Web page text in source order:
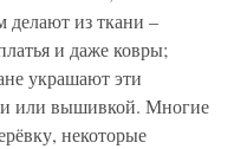
делают из ткани –
и даже ковры;
украшают эти
или вышивкой. Многие
некоторые